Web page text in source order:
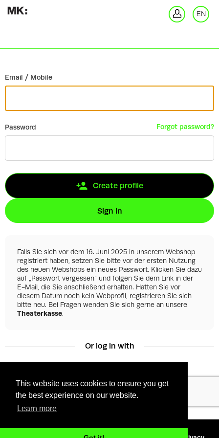
This website uses cookies to ensure you get
the best experience on our website.
Learn more
EN
Email / Mobile
Password Forgot password?
Create profile
Sign in
Falls Sie sich vor dem 16. Juni 2025 in unserem Webshop
registriert haben, setzen Sie bitte vor der ersten Nutzung
des neuen Webshops ein neues Passwort. Klicken Sie dazu
auf „Passwort vergessen“ und folgen Sie dem Link in der
E-Mail, die Sie anschließend erhalten. Hatten Sie vor
diesem Datum noch kein Webprofil, registrieren Sie sich
bitte neu. Bei Fragen wenden Sie sich gerne an unsere
Theaterkasse.
Or log in with
Facebook